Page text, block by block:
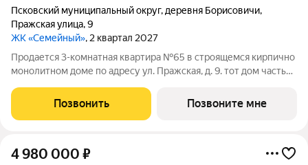
Псковский муниципальный округ, деревня Борисовичи,
Пражская улица,9
ЖК «Семейный», 2 квартал 2027
Продается 3-комнатная квартира №65 в строящемся кирпично
монолитном доме по адресу ул. Пражская, д. 9. тот дом часть
семьи мы всегда выбираем лучшее. Здесь всё создано для
того, чтобы ваши
Позвонить Позвоните мне
4 980 000 ₽